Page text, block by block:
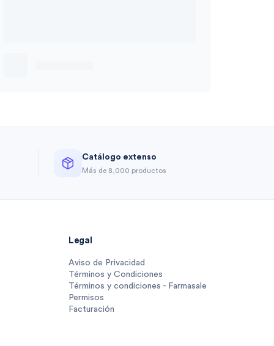
Catálogo extenso
Más de 8,000 productos
Legal
Aviso de Privacidad
Términos y Condiciones
Términos y condiciones - Farmasale
Permisos
Facturación